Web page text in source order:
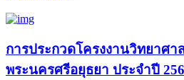
การประกวดโครงงานวิทยาศา
พระนครศรีอยุธยา ประจำปี